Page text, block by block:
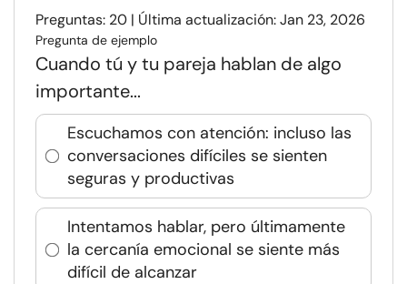
Preguntas: 20 | Última actualización: Jan 23, 2026
Pregunta de ejemplo
Cuando tú y tu pareja hablan de algo
importante...
Escuchamos con atención: incluso las
conversaciones difíciles se sienten
seguras y productivas
Intentamos hablar, pero últimamente
la cercanía emocional se siente más
difícil de alcanzar